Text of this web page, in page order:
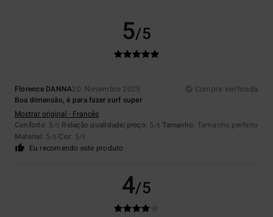
5/5
Florence DANNA20. Novembro 2025
Compra verificada
Boa dimensão, é para fazer surf super
Mostrar original - Francês
Conforto: 5 /5 Relação qualidade/preço: 5 /5 Tamanho: Tamanho perfeito
Material: 5 /5 Cor: 5/5
Eu recomendo este produto
4/5